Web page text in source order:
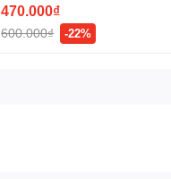
470.000₫
600.000₫ -22%